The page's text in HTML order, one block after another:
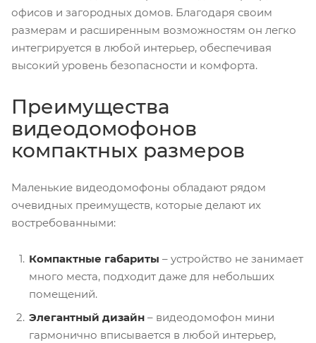
офисов и загородных домов. Благодаря своим
размерам и расширенным возможностям он легко
интегрируется в любой интерьер, обеспечивая
высокий уровень безопасности и комфорта.
Преимущества
видеодомофонов
компактных размеров
Маленькие видеодомофоны обладают рядом
очевидных преимуществ, которые делают их
востребованными:
Компактные габариты – устройство не занимает
много места, подходит даже для небольших
помещений.
Элегантный дизайн – видеодомофон мини
гармонично вписывается в любой интерьер,